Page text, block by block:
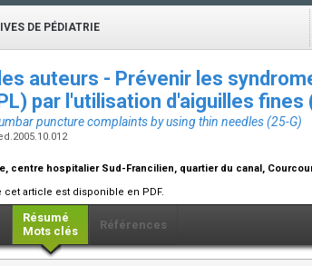
DE PÉDIATRIE
auteurs - Prévenir les
par l'utilisation d'aiguilles fines
puncture complaints by using thin needles (25-G)
centre hospitalier Sud-Francilien, quartier du canal,
cet article est disponible en PDF.
Résumé
Mots clés
Références